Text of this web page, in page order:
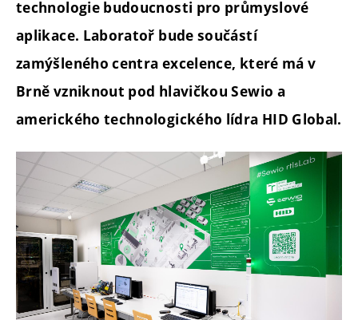
technologie budoucnosti pro průmyslové
aplikace. Laboratoř bude součástí
zamýšleného centra excelence, které má v
Brně vzniknout pod hlavičkou Sewio a
amerického technologického lídra HID Global.